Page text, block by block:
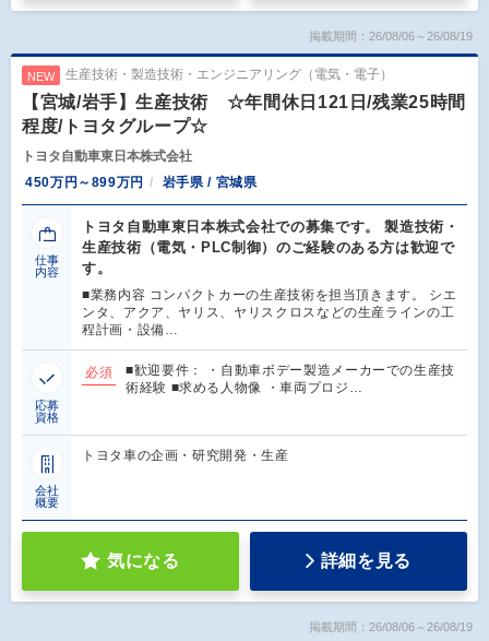
掲載期間：26/08/06～26/08/19
NEW 生産技術・製造技術・エンジニアリング（電気・電子）
【宮城/岩手】生産技術 ☆年間休日121日/残業25時間
程度/トヨタグループ☆
トヨタ自動車東日本株式会社
450万円～899万円
岩手県 / 宮城県
仕事
内容
トヨタ自動車東日本株式会社での募集です。 製造技術・
生産技術（電気・PLC制御）のご経験のある方は歓迎で
す。
■業務内容 コンパクトカーの生産技術を担当頂きます。 シエ
ンタ、アクア、ヤリス、ヤリスクロスなどの生産ラインの工
程計画・設備…
応募
資格
必須
■歓迎要件： ・自動車ボデー製造メーカーでの生産技
術経験 ■求める人物像 ・車両プロジ…
会社
概要
トヨタ車の企画・研究開発・生産
気になる 詳細を見る
掲載期間：26/08/06～26/08/19